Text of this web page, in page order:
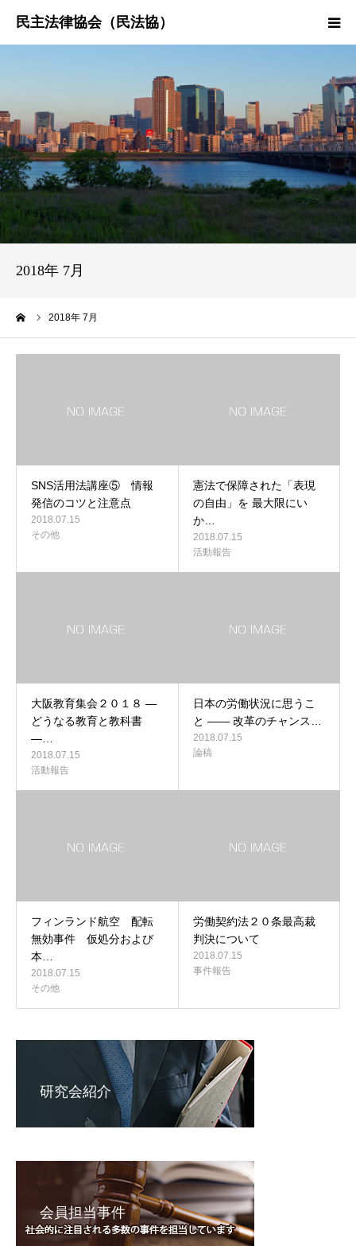
2018年 7月
2018年 7月
SNS活用法講座⑤ 情報
発信のコツと注意点
2018.07.15
その他
憲法で保障された「表現
の自由」を 最大限にい
か…
2018.07.15
活動報告
大阪教育集会２０１８ ―
どうなる教育と教科書
―…
2018.07.15
活動報告
日本の労働状況に思うこ
と ―― 改革のチャンス…
2018.07.15
論稿
フィンランド航空 配転
無効事件 仮処分および
本…
2018.07.15
その他
労働契約法２０条最高裁
判決について
2018.07.15
事件報告
研究会紹介
会員担当事件
民法協とは
民主法律時報
決議・声明・意見書